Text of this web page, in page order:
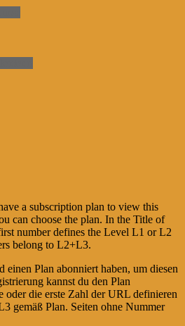
a subscription plan to view this
can choose the plan. In the Title of
number defines the Level L1 or L2
belong to L2+L3.
einen Plan abonniert haben, um diesen
kannst du den Plan
oder die erste Zahl der URL definieren
gemäß Plan. Seiten ohne Nummer